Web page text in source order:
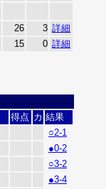
26 3 詳細
15 0 詳細
得点 カ 結果
○2-1
●0-2
○3-2
●3-4